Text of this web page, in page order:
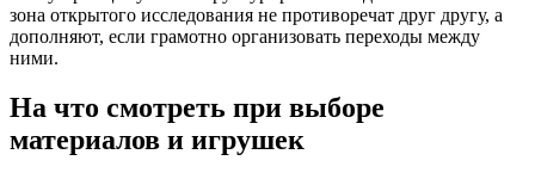
зона открытого исследования не противоречат друг другу, а
дополняют, если грамотно организовать переходы между
ними.
На что смотреть при выборе
материалов и игрушек